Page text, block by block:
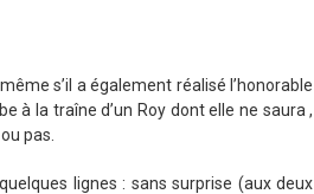
s’il a également réalisé l’honorable
à la traîne d’un Roy dont elle ne saura ,
pas.
lignes : sans surprise (aux deux